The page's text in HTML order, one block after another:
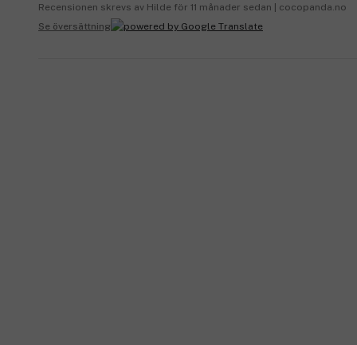
Recensionen skrevs av Hilde för 11 månader sedan | cocopanda.no
Se översättning